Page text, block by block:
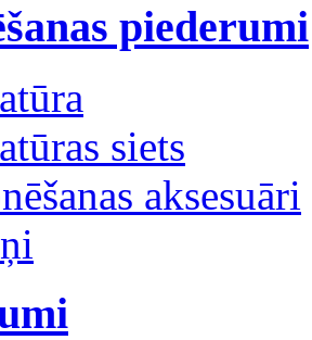
piederumi
siets
aksesuāri